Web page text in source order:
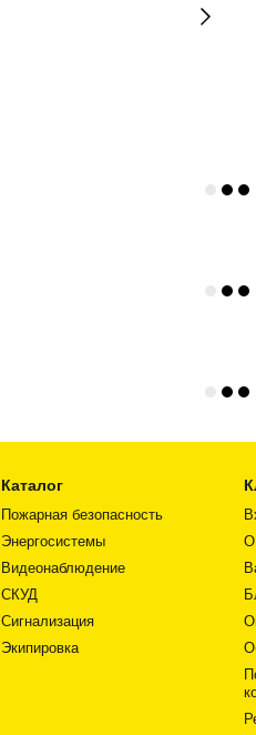
Каталог
Пожарная безопасность
Энергосистемы
Видеонаблюдение
СКУД
Сигнализация
Экипировка
О